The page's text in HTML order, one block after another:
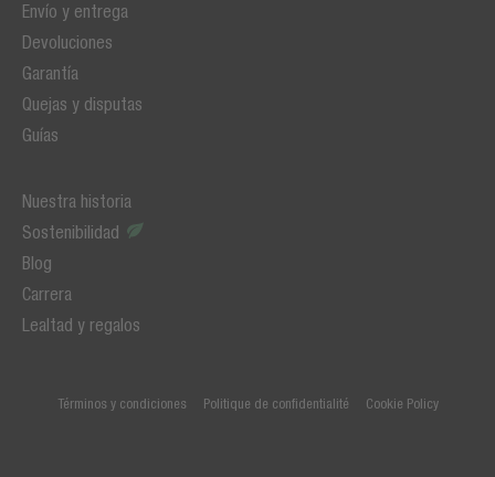
Envío y entrega
Devoluciones
Garantía
Quejas y disputas
Guías
Nuestra historia
Sostenibilidad
Blog
Carrera
Lealtad y regalos
Términos y condiciones Politique de confidentialité Cookie Policy